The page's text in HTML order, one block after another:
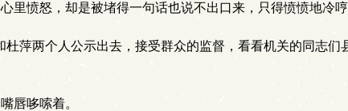
愤怒，却是被堵得一句话也说不出口来，只得愤愤地冷
萍两个人公示出去，接受群众的监督，看看机关的同志
唇哆嗦着。